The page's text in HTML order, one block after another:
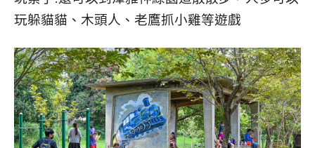
玩躲貓貓、木頭人、老鷹抓小雞等遊戲